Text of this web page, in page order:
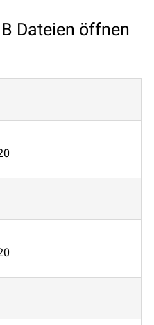
Dateien öffnen